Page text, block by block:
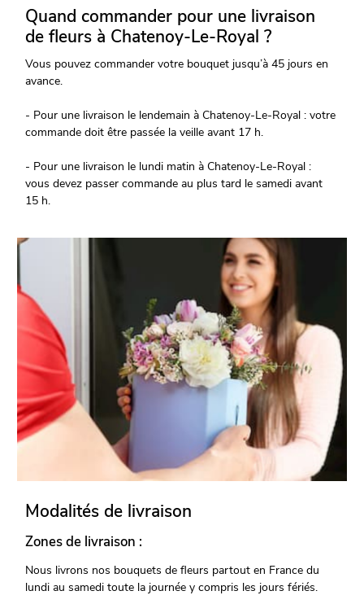
Quand commander pour une livraison
de fleurs à Chatenoy-Le-Royal ?
Vous pouvez commander votre bouquet jusqu’à 45 jours en
avance.
- Pour une livraison le lendemain à Chatenoy-Le-Royal : votre
commande doit être passée la veille avant 17 h.
- Pour une livraison le lundi matin à Chatenoy-Le-Royal :
vous devez passer commande au plus tard le samedi avant
15 h.
Modalités de livraison
Zones de livraison :
Nous livrons nos bouquets de fleurs partout en France du
lundi au samedi toute la journée y compris les jours fériés.